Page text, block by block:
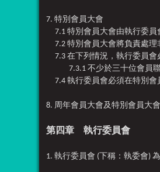
7. 特別會員大會
7.1 特別會員大會由執行委員
7.2 特別會員大會將負責處理
7.3 在下列情況，執行委員會
7.3.1 不少於三十位會員
7.4 執行委員會必須在特別會
8. 周年會員大會及特別會員大
第四章 執行委員會
1. 執行委員會 (下稱：執委會)